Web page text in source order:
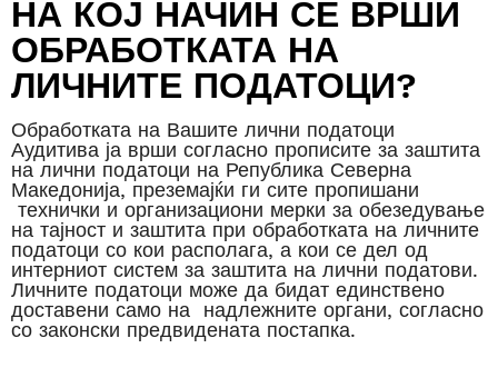
НА КОЈ НАЧИН СЕ ВРШИ
ОБРАБОТКАТА НА
ЛИЧНИТЕ ПОДАТОЦИ?
Обработката на Вашите лични податоци
Аудитива ја врши согласно прописите за заштита
на лични податоци на Република Северна
Македонија, преземајќи ги сите пропишани
технички и организациони мерки за обезедување
на тајност и заштита при обработката на личните
податоци со кои располага, а кои се дел од
интерниот систем за заштита на лични податови.
Личните податоци може да бидат единствено
доставени само на надлежните органи, согласно
со законски предвидената постапка.